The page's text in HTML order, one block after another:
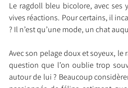
: Frais et Procédure
Étoiles Bilan
Le ragdoll bleu bicolore, avec ses
vives réactions. Pour certains, il
? Il n’est qu’une mode, un chat
Avec son pelage doux et soyeux,
question que l’on oublie trop
autour de lui ? Beaucoup